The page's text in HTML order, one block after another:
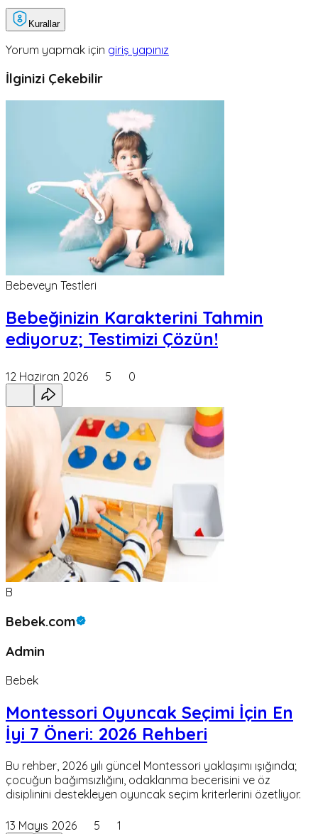
Kurallar
Yorum yapmak için giriş yapınız
İlginizi Çekebilir
Bebeveyn Testleri
Bebeğinizin Karakterini Tahmin
ediyoruz; Testimizi Çözün!
12 Haziran 2026 5 0
B
Bebek.com
Admin
Bebek
Montessori Oyuncak Seçimi İçin En
İyi 7 Öneri: 2026 Rehberi
Bu rehber, 2026 yılı güncel Montessori yaklaşımı ışığında;
çocuğun bağımsızlığını, odaklanma becerisini ve öz
disiplinini destekleyen oyuncak seçim kriterlerini özetliyor.
13 Mayıs 2026 5 1